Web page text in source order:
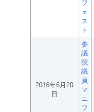
フ
ェ
ス
ト
2016年6月20
日
参
議
院
議
員
マ
ニ
フ